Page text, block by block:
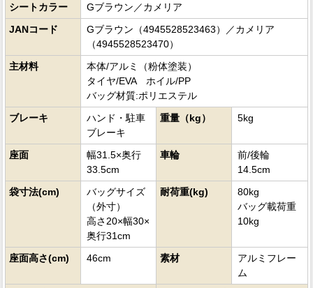
シートカラー
Gブラウン／カメリア
JANコード
Gブラウン（4945528523463）／カメリア
（4945528523470）
主材料
本体/アルミ（粉体塗装）
タイヤ/EVA ホイル/PP
バッグ材質:ポリエステル
ブレーキ
ハンド・駐車
ブレーキ
重量（kg） 5kg
座面
幅31.5×奥行
33.5cm
車輪
前/後輪
14.5cm
袋寸法(cm)
バッグサイズ
（外寸）
高さ20×幅30×
奥行31cm
耐荷重(kg)
80kg
バッグ載荷重
10kg
座面高さ(cm) 46cm 素材
アルミフレー
ム